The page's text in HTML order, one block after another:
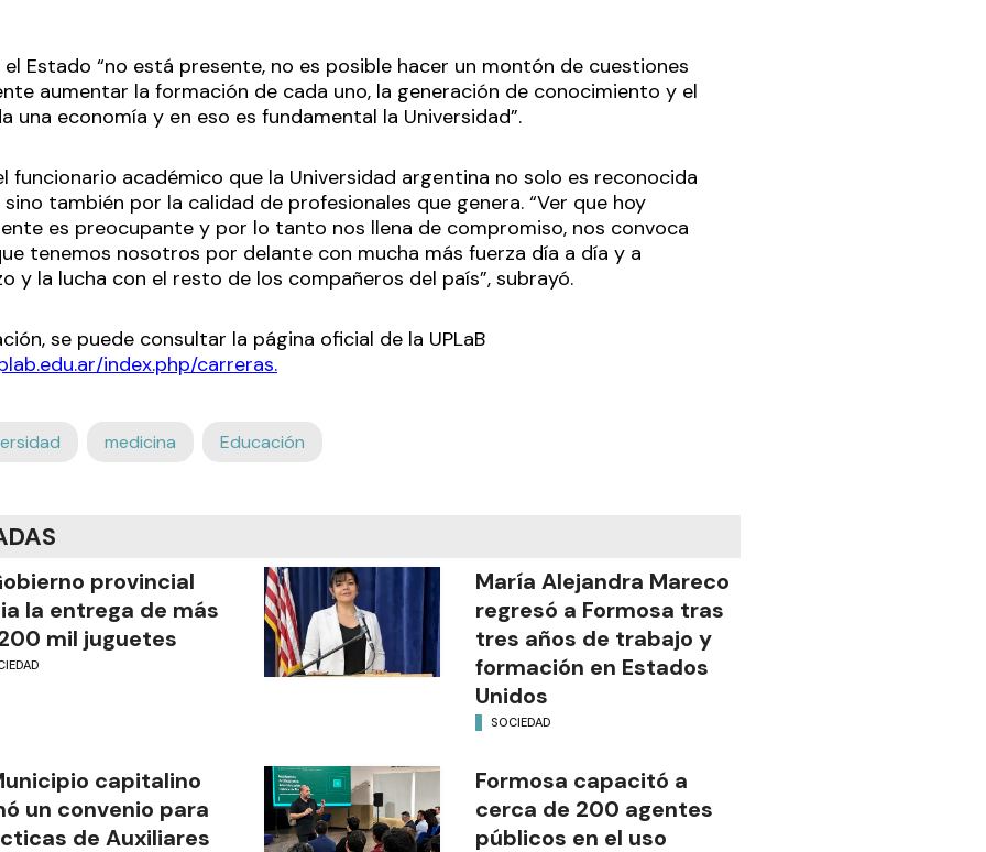
el Estado “no está presente, no es posible hacer un montón de cuestiones
aumentar la formación de cada uno, la generación de conocimiento y el
una economía y en eso es fundamental la Universidad”.
funcionario académico que la Universidad argentina no solo es reconocida
también por la calidad de profesionales que genera. “Ver que hoy
es preocupante y por lo tanto nos llena de compromiso, nos convoca
tenemos nosotros por delante con mucha más fuerza día a día y a
y la lucha con el resto de los compañeros del país”, subrayó.
se puede consultar la página oficial de la UPLaB
index.php/carreras.
medicina Educación
provincial
la entrega de más
mil juguetes
María Alejandra Mareco
regresó a Formosa tras
tres años de trabajo y
formación en Estados
Unidos
SOCIEDAD
capitalino
un convenio para
de Auxiliares
Formosa capacitó a
cerca de 200 agentes
públicos en el uso